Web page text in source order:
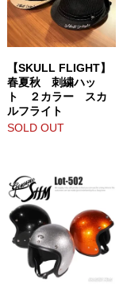
【SKULL FLIGHT】
春夏秋 刺繍ハッ
ト ２カラー スカ
ルフライト
SOLD OUT